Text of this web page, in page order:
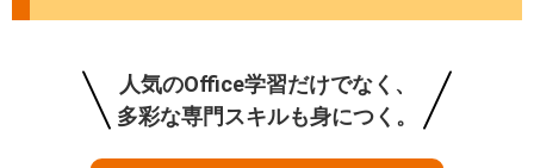
人気のOffice学習だけでなく、
多彩な専門スキルも身につく。